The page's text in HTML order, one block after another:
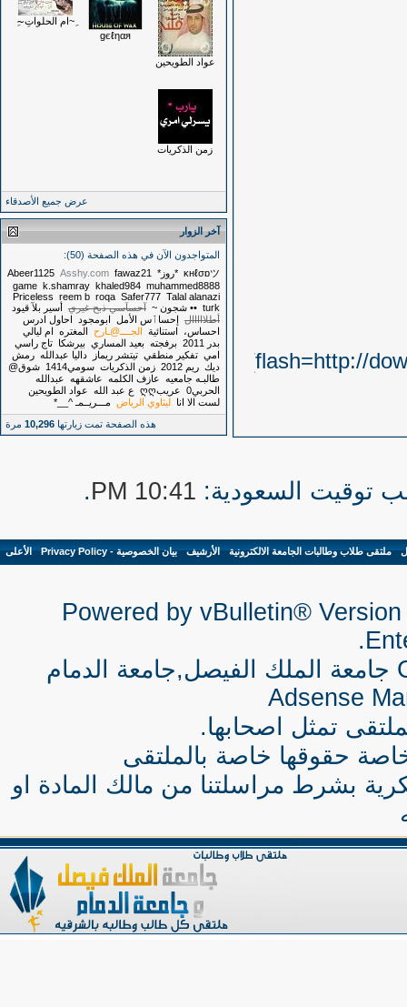
[flash=http://download.mrkzy.com/e/2211_md_13034541666.swf]WIDTH=400
عواد الطويحين
gєℓηαя
ِ~ام الحلواتِ~ِ
زمن الذكريات
عرض جميع الأصدقاء
آخر الزوار
المتواجدون الآن في هذه الصفحة (50):
ĸнℓσɒツ *روز* Abeer1125 Asshy.com fawaz21
game k.shamray khaled984 muhammed8888
Priceless reem b roqa Safer777 Talal alanazi
turk •• شجون ~ آحسآسي ذبح غيري أسير بلآ قيود
أطلااااال إحساٱس الأمل ابومجود
احاول ادرس
احساس،
استنائية الجــــ@ـارح المغتره ام ليالي
بدر 2011
برفجته بعيد المساري بيرشكا تاج راسي
امي تفكير منطقي تيتشر ريماز داليا عبدالله رمش
ديك ريم 2012 زمن الذكريات سومي1414
شوق@
طالبـه جامعيه عازف الكلمه عاشقهه عبدالله
الحربي0
عريبღღ ع عبد الله عواد الطويحين
لست الا انا ليثاوي الرياض
مـــريــمـ ^__*
هذه الصفحة تمت زيارتها 10,296 مرة
10:41 PM
.
-ملتقى طلاب وطالبات الجامعة الالكترونية-الأرشيف-بيان الخصوصية - Privacy Policy -الأعلى
Powered by vBulletin®
جامعة الملك الفيصل,جامعة الدمام
Adsense
تمثل اصحابها.
حقوقها خاصة بالملتقى
بشرط مراسلتنا من مالك المادة او